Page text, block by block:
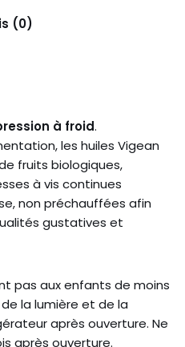
(0)
à froid.
les huiles Vigean
fruits biologiques,
à vis continues
non préchauffées afin
gustatives et
pas aux enfants de moins
de la lumière et de la
après ouverture. Ne
après ouverture.